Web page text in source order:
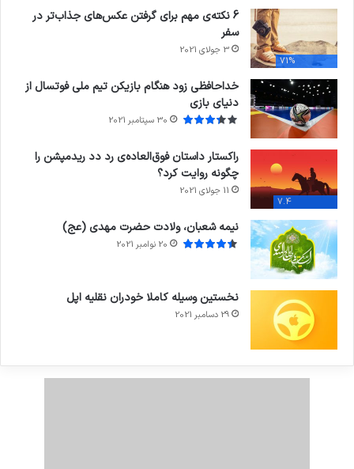
71%
6 نکته‌ی مهم برای گرفتن عکس‌های جذاب‌تر در
سفر
3 جولای 2021
خداحافظی زود هنگام بازیکن تیم ملی فوتسال از
دنیای بازی
30 سپتامبر 2021
7.4
راکستار داستان فوق‌العاده‌ی رد دد ریدمپشن را
چگونه روایت کرد؟
11 جولای 2021
نیمه شعبان، ولادت حضرت مهدی (عج)
20 نوامبر 2021
نخستین وسیله کاملا خودران نقلیه اپل
29 دسامبر 2021